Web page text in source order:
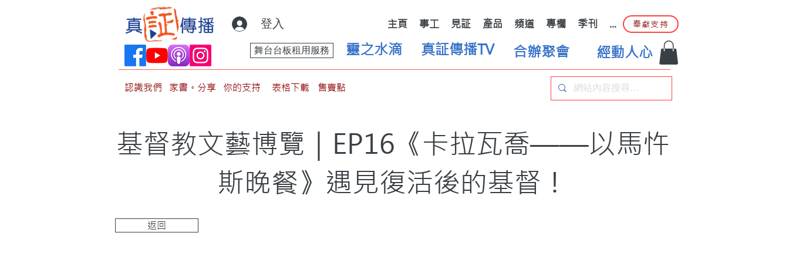
登入 主頁 事工 見証 產品 頻道 專欄 季刊 ... 奉獻支持
靈之水滴
舞台台板租用服務 真証傳播TV 合辦聚會 經動人心
認識我們 家書。分享 你的支持 表格下載 售賣點
基督教文藝博覽｜EP16《卡拉瓦喬——以馬忤
斯晚餐》遇見復活後的基督！
返回